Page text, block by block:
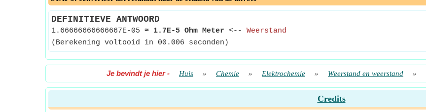
DEFINITIEVE ANTWOORD
1.66666666666667E-05 ≈ 1.7E-5 Ohm Meter <-- Weerstand
(Berekening voltooid in 00.006 seconden)
Je bevindt je hier- Huis » Chemie » Elektrochemie » Weerstand en weerstand »
Credits